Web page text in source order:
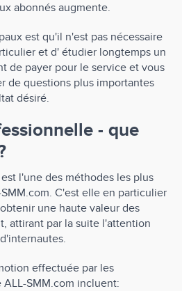
abonnés augmente.
est qu'il n'est pas nécessaire
et d' étudier longtemps un
de payer pour le service et vous
de questions plus importantes
désiré.
- que
est l'une des méthodes les plus
C'est elle en particulier
une haute valeur des
attirant par la suite l'attention
effectuée par les
SMM.com incluent: